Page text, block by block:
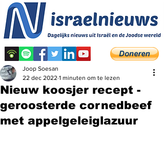
Nieuw koosjer recept -
geroosterde cornedbeef
met appelgeleiglazuur
Joop Soesan
22 dec 2022 1 minuten om te lezen